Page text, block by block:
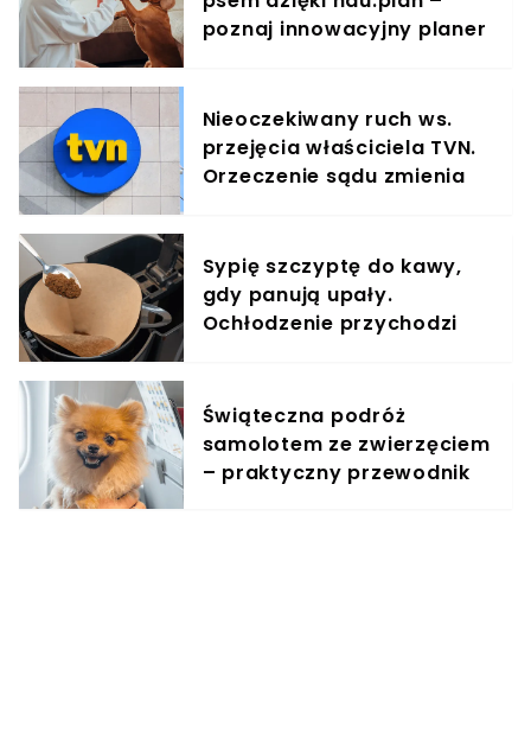
poznaj innowacyjny planer
Nieoczekiwany ruch ws.
przejęcia właściciela TVN.
Orzeczenie sądu zmienia
Sypię szczyptę do kawy,
gdy panują upały.
Ochłodzenie przychodzi
Świąteczna podróż
samolotem ze zwierzęciem
– praktyczny przewodnik